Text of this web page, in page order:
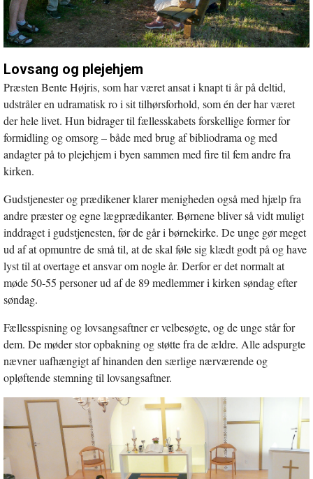
Lovsang og plejehjem
Præsten Bente Højris, som har været ansat i knapt ti år på deltid,
udstråler en udramatisk ro i sit tilhørsforhold, som én der har været
der hele livet. Hun bidrager til fællesskabets forskellige former for
formidling og omsorg – både med brug af bibliodrama og med
andagter på to plejehjem i byen sammen med fire til fem andre fra
kirken.
Gudstjenester og prædikener klarer menigheden også med hjælp fra
andre præster og egne lægprædikanter. Børnene bliver så vidt muligt
inddraget i gudstjenesten, før de går i børnekirke. De unge gør meget
ud af at opmuntre de små til, at de skal føle sig klædt godt på og have
lyst til at overtage et ansvar om nogle år. Derfor er det normalt at
møde 50-55 personer ud af de 89 medlemmer i kirken søndag efter
søndag.
Fællesspisning og lovsangsaftner er velbesøgte, og de unge står for
dem. De møder stor opbakning og støtte fra de ældre. Alle adspurgte
nævner uafhængigt af hinanden den særlige nærværende og
opløftende stemning til lovsangsaftner.